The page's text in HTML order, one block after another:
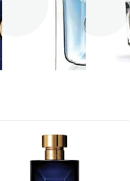
Blue Pour Homme